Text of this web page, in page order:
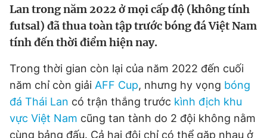
Sản phẩm khác
Thông tin tòa soạn Liên hệ quảng cáo
Lan trong năm 2022 ở mọi cấp độ (không tính
futsal) đã thua toàn tập trước bóng đá Việt Nam
tính đến thời điểm hiện nay.
Trong thời gian còn lại của năm 2022 đến cuối
năm chỉ còn giải AFF Cup, nhưng hy vọng bóng
đá Thái Lan có trận thắng trước kình địch khu
vực Việt Nam cũng tan tành do 2 đội không nằm
cùng bảng đấu. Cả hai đội chỉ có thể gặp nhau ở